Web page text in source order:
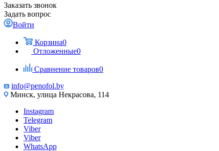
Заказать звонок
Задать вопрос
Войти
Корзина0
Отложенные0
Сравнение товаров0
info@penofol.by
Минск, улица Некрасова, 114
Instagram
Telegram
Viber
Viber
WhatsApp